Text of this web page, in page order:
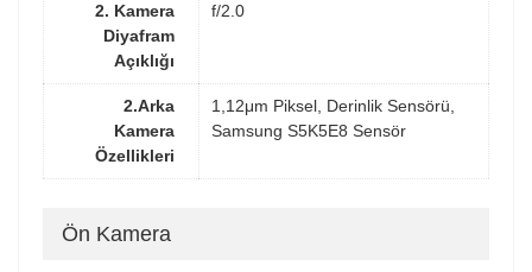
2. Kamera
Diyafram
Açıklığı
f/2.0
2.Arka
Kamera
Özellikleri
1,12μm Piksel, Derinlik Sensörü,
Samsung S5K5E8 Sensör
Ön Kamera